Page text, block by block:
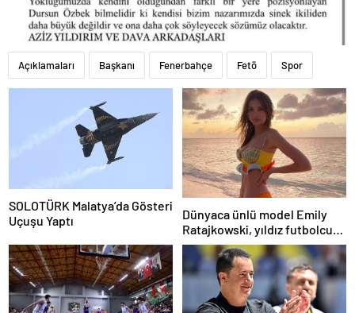
Açıklamaları Başkanı Fenerbahçe Fetö Spor
SOLOTÜRK Malatya’da Gösteri
Uçuşu Yaptı
Dünyaca ünlü model Emily
Ratajkowski, yıldız futbolcuya
hayranlığını ilan etti